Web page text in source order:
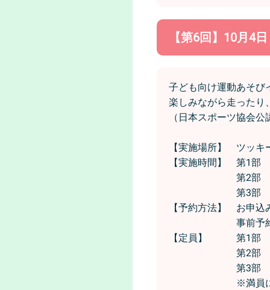
【第6回】10月4
子ども向け運動あそび
楽しみながら走ったり
（日本スポーツ協会
【実施場所】 ツッキ
【実施時間】 第1部
第2部 11時00
第3部 13時30
【予約方法】 お申
事前予約
【定員】 第1部
第2部 25
第3部 25
※満員になり次